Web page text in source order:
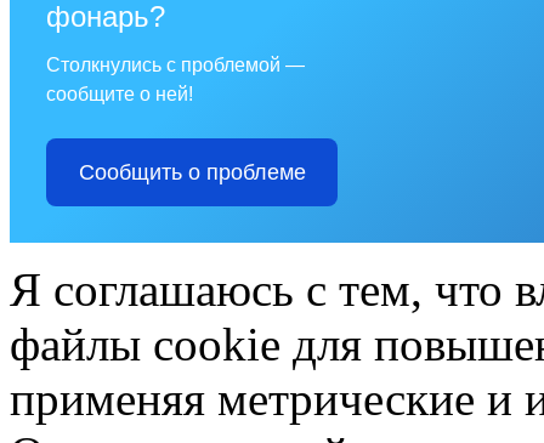
фонарь?
Столкнулись с проблемой —
сообщите о ней!
Сообщить о проблеме
Я соглашаюсь с тем, что
файлы cookie для
применяя метрические и